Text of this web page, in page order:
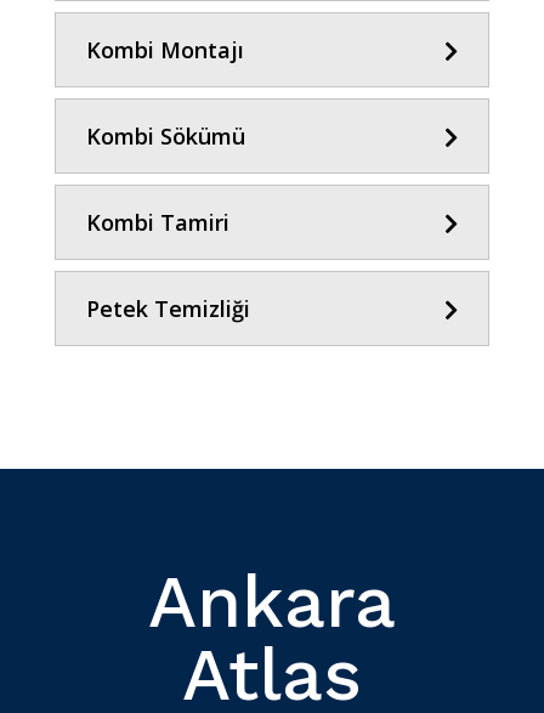
Kombi Montajı
Kombi Sökümü
Kombi Tamiri
Petek Temizliği
Ankara
Atlas